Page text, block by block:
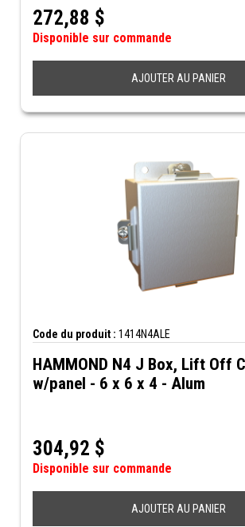
272,88 $
Disponible sur commande
AJOUTER AU PANIER
Code du produit : 1414N4ALE
HAMMOND N4 J Box, Lift Off
w/panel - 6 x 6 x 4 - Alum
304,92 $
Disponible sur commande
AJOUTER AU PANIER